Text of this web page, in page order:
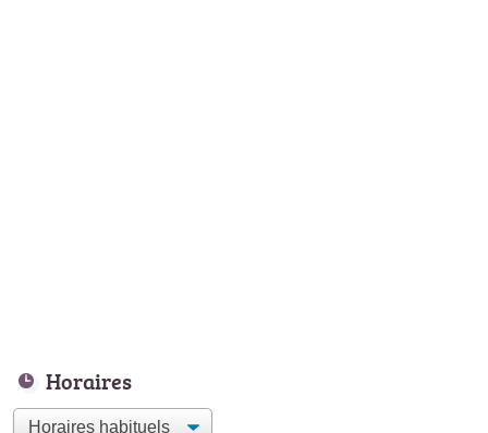
Horaires